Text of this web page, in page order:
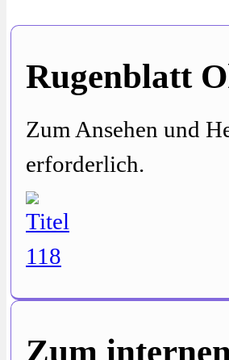
Rugenblatt
Zum Ansehen und
erforderlich.
Zum